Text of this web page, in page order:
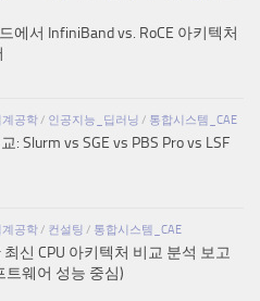
에서 InfiniBand vs. RoCE 아키텍처
계공학 / 인공지능_딥러닝 / 통합시스템_CAE
: Slurm vs SGE vs PBS Pro vs LSF
계공학 / 컨설팅 / 통합시스템_CAE
최신 CPU 아키텍처 비교 분석 보고
트웨어 성능 중심)